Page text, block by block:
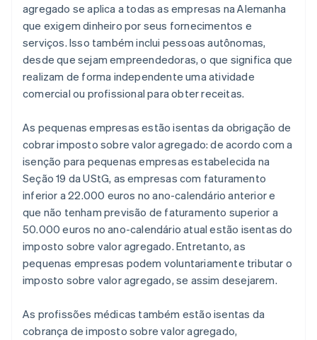
agregado se aplica a todas as empresas na Alemanha
que exigem dinheiro por seus fornecimentos e
serviços. Isso também inclui pessoas autônomas,
desde que sejam empreendedoras, o que significa que
realizam de forma independente uma atividade
comercial ou profissional para obter receitas.
As pequenas empresas estão isentas da obrigação de
cobrar imposto sobre valor agregado: de acordo com a
isenção para pequenas empresas estabelecida na
Seção 19 da UStG, as empresas com faturamento
inferior a 22.000 euros no ano-calendário anterior e
que não tenham previsão de faturamento superior a
50.000 euros no ano-calendário atual estão isentas do
imposto sobre valor agregado. Entretanto, as
pequenas empresas podem voluntariamente tributar o
imposto sobre valor agregado, se assim desejarem.
As profissões médicas também estão isentas da
cobrança de imposto sobre valor agregado,